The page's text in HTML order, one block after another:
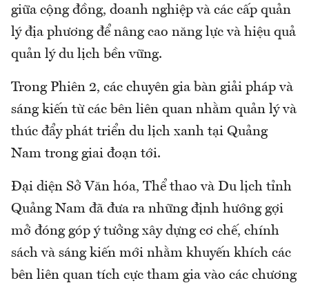
giữa cộng đồng, doanh nghiệp và các cấp quản
lý địa phương để nâng cao năng lực và hiệu quả
quản lý du lịch bền vững.
Trong Phiên 2, các chuyên gia bàn giải pháp và
sáng kiến từ các bên liên quan nhằm quản lý và
thúc đẩy phát triển du lịch xanh tại Quảng
Nam trong giai đoạn tới.
Đại diện Sở Văn hóa, Thể thao và Du lịch tỉnh
Quảng Nam đã đưa ra những định hướng gợi
mở đóng góp ý tưởng xây dựng cơ chế, chính
sách và sáng kiến mới nhằm khuyến khích các
bên liên quan tích cực tham gia vào các chương